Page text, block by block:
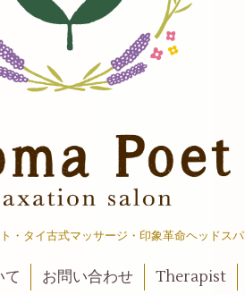
・タイ古式マッサージ・印象革命ヘッドスパ
て お問い合わせ Therapist